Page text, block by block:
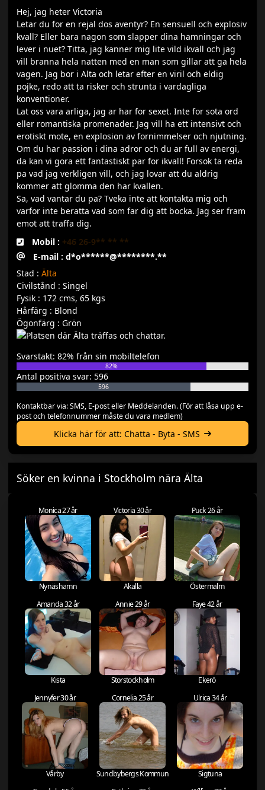
Hej, jag heter Victoria
Letar du for en rejal dos aventyr? En sensuell och explosiv
kvall? Eller bara nagon som slapper dina hamningar och
lever i nuet? Titta, jag kanner mig lite vild ikvall och jag
vill branna hela natten med en man som gillar att ga hela
vagen. Jag bor i Alta och letar efter en viril och eldig
pojke, redo att ta risker och strunta i vardagliga
konventioner.
Lat oss vara arliga, jag ar har for sexet. Inte for sota ord
eller romantiska promenader. Jag vill ha ett intensivt och
erotiskt mote, en explosion av fornimmelser och njutning.
Om du har passion i dina adror och du ar full av energi,
da kan vi gora ett fantastiskt par for ikvall! Forsok ta reda
pa vad jag verkligen vill, och jag lovar att du aldrig
kommer att glomma den har kvallen.
Sa, vad vantar du pa? Tveka inte att kontakta mig och
varfor inte beratta vad som far dig att bocka. Jag ser fram
emot att traffa dig.
Mobil : +46 26-9** ** **
E-mail : d*o******@********.**
Stad : Älta
Civilstånd : Singel
Fysik : 172 cms, 65 kgs
Hårfärg : Blond
Ögonfärg : Grön
Svarstakt: 82% från sin mobiltelefon
82%
Antal positiva svar: 596
596
Kontaktbar via: SMS, E-post eller Meddelanden. (För att låsa upp e-
post och telefonnummer måste du vara medlem)
Klicka här för att: Chatta - Byta - SMS
Söker en kvinna i Stockholm nära Älta
Monica 27 år
Nynäshamn
Victoria 30 år
Akalla
Puck 26 år
Östermalm
Amanda 32 år
Kista
Annie 29 år
Storstockholm
Faye 42 år
Ekerö
Jennyfer 30 år
Vårby
Cornelia 25 år
Sundbybergs Kommun
Ulrica 34 år
Sigtuna